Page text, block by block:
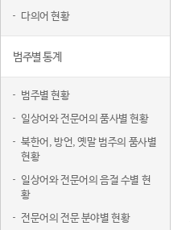
다의어 현황
범주별 통계
범주별 현황
일상어와 전문어의 품사별 현황
북한어, 방언, 옛말 범주의 품사별
현황
일상어와 전문어의 음절 수별 현
황
전문어의 전문 분야별 현황